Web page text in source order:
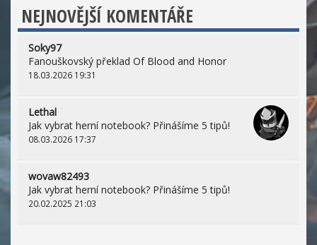
NEJNOVĚJŠÍ KOMENTÁŘE
Soky97
Fanouškovský překlad Of Blood and Honor
18.03.2026 19:31
Lethal
Jak vybrat herní notebook? Přinášíme 5 tipů!
08.03.2026 17:37
wovaw82493
Jak vybrat herní notebook? Přinášíme 5 tipů!
20.02.2025 21:03